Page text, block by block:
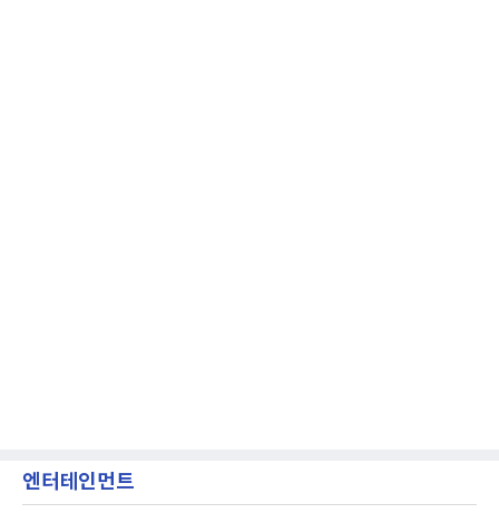
엔터테인먼트